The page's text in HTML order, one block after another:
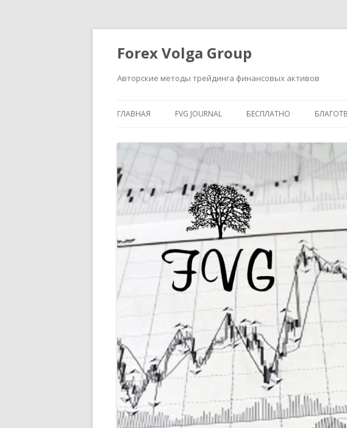
Forex Volga Group
Авторские методы трейдинга финансовых активов
ГЛАВНАЯ FVG JOURNAL БЕСПЛАТНО